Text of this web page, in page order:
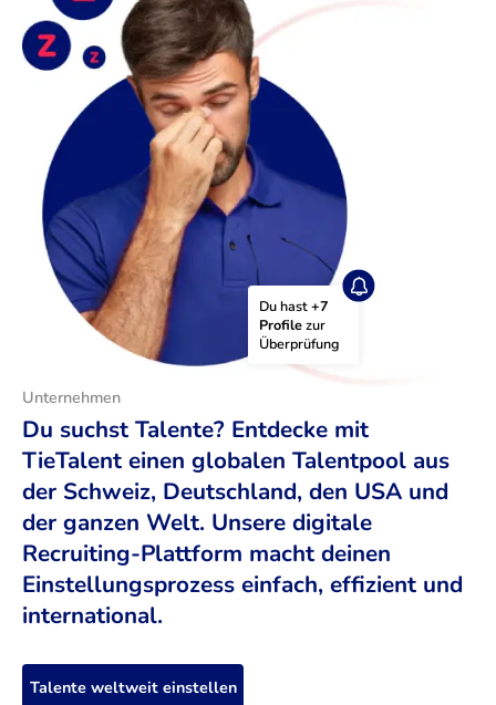
Du hast +7
Profile zur
Überprüfung
Unternehmen
Du suchst Talente? Entdecke mit
TieTalent einen globalen Talentpool aus
der Schweiz, Deutschland, den USA und
der ganzen Welt. Unsere digitale
Recruiting-Plattform macht deinen
Einstellungsprozess einfach, effizient und
international.
Talente weltweit einstellen